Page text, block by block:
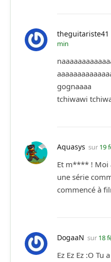
theguitariste41
min
gognaaaa
tchiwawi
Aquasys sur 19
Et m**** ! Moi
une série
commencé à
DogaaN sur 18
Ez Ez Ez :O